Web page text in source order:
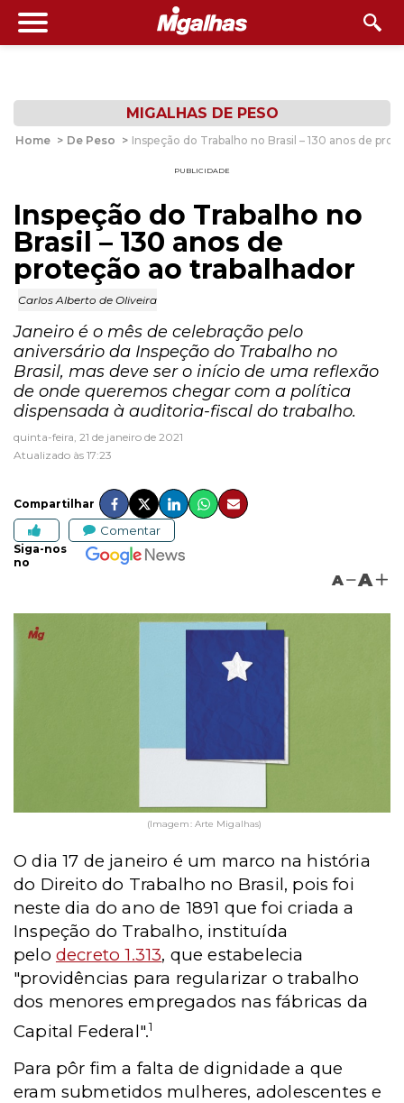
MIGALHAS DE PESO
Home > De Peso > Inspeção do Trabalho no Brasil – 130 anos de
PUBLICIDADE
Inspeção do Trabalho no
Brasil – 130 anos de
proteção ao trabalhador
Carlos Alberto de Oliveira
Janeiro é o mês de celebração pelo
aniversário da Inspeção do Trabalho no
Brasil, mas deve ser o início de uma reflexão
de onde queremos chegar com a política
dispensada à auditoria-fiscal do trabalho.
quinta-feira, 21 de janeiro de 2021
Atualizado às 17:23
Compartilhar
Comentar
Siga-nos
no
A A
(Imagem: Arte Migalhas)
O dia 17 de janeiro é um marco na história
do Direito do Trabalho no Brasil, pois foi
neste dia do ano de 1891 que foi criada a
Inspeção do Trabalho, instituída
pelo decreto 1.313, que estabelecia
"providências para regularizar o trabalho
dos menores empregados nas fábricas da
Capital Federal".1
Para pôr fim a falta de dignidade a que
eram submetidos mulheres, adolescentes e